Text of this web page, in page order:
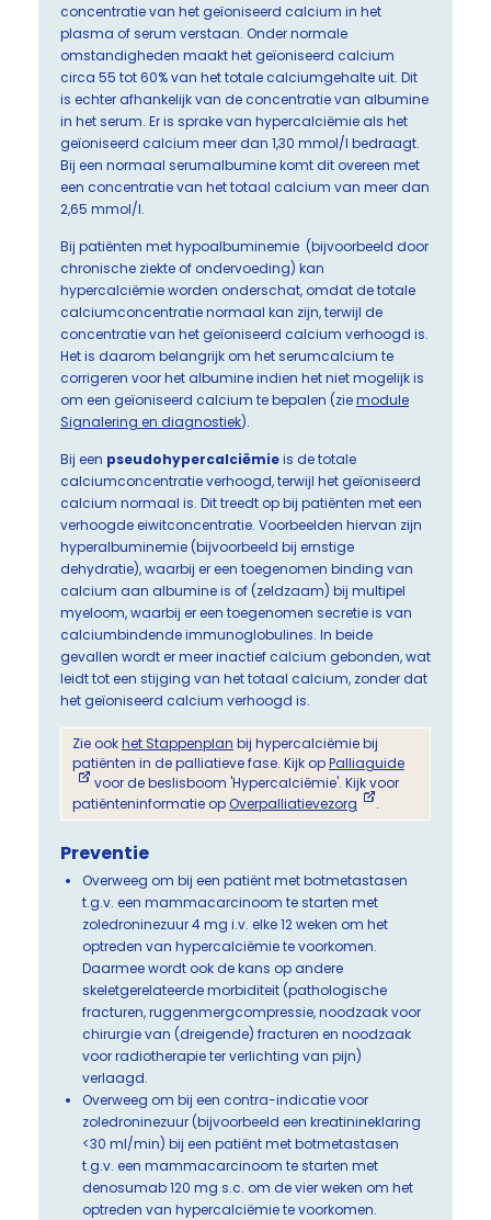
concentratie van het geïoniseerd calcium in het
plasma of serum verstaan. Onder normale
omstandigheden maakt het geïoniseerd calcium
circa 55 tot 60% van het totale calciumgehalte uit. Dit
is echter afhankelijk van de concentratie van albumine
in het serum. Er is sprake van hypercalciëmie als het
geïoniseerd calcium meer dan 1,30 mmol/l bedraagt.
Bij een normaal serumalbumine komt dit overeen met
een concentratie van het totaal calcium van meer dan
2,65 mmol/l.
Bij patiënten met hypoalbuminemie (bijvoorbeeld door
chronische ziekte of ondervoeding) kan
hypercalciëmie worden onderschat, omdat de totale
calciumconcentratie normaal kan zijn, terwijl de
concentratie van het geïoniseerd calcium verhoogd is.
Het is daarom belangrijk om het serumcalcium te
corrigeren voor het albumine indien het niet mogelijk is
om een geïoniseerd calcium te bepalen (ziemodule
Signalering en diagnostiek).
Bij een pseudohypercalciëmieis de totale
calciumconcentratie verhoogd, terwijl het geïoniseerd
calcium normaal is. Dit treedt op bij patiënten met een
verhoogde eiwitconcentratie. Voorbeelden hiervan zijn
hyperalbuminemie (bijvoorbeeld bij ernstige
dehydratie), waarbij er een toegenomen binding van
calcium aan albumine is of (zeldzaam) bij multipel
myeloom, waarbij er een toegenomen secretie is van
calciumbindende immunoglobulines. In beide
gevallen wordt er meer inactief calcium gebonden, wat
leidt tot een stijging van het totaal calcium, zonder dat
het geïoniseerd calcium verhoogd is.
Zie ookhet Stappenplan bij hypercalciëmie bij
patiënten in de palliatieve fase. Kijk opPalliaguide
voor de beslisboom 'Hypercalciëmie'. Kijk voor
patiënteninformatie opOverpalliatievezorg .
Preventie
Overweeg om bij een patiënt met botmetastasen
t.g.v. een mammacarcinoom te starten met
zoledroninezuur 4 mg i.v. elke 12 weken om het
optreden van hypercalciëmie te voorkomen.
Daarmee wordt ook de kans op andere
skeletgerelateerde morbiditeit (pathologische
fracturen, ruggenmergcompressie, noodzaak voor
chirurgie van (dreigende) fracturen en noodzaak
voor radiotherapie ter verlichting van pijn)
verlaagd.
Overweeg om bij een contra-indicatie voor
zoledroninezuur (bijvoorbeeld een kreatinineklaring
<30 ml/min) bij een patiënt met botmetastasen
t.g.v. een mammacarcinoom te starten met
denosumab 120 mg s.c. om de vier weken om het
optreden van hypercalciëmie te voorkomen.